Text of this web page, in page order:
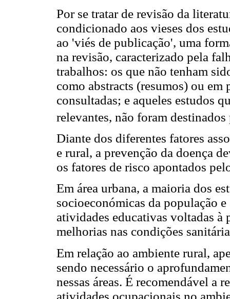
Por se tratar de revisão da
condicionado aos vieses dos
ao 'viés de publicação', uma
na revisão, caracterizado pela
trabalhos: os que não tenham
como abstracts (resumos) ou em
consultadas; e aqueles estudos
relevantes, não foram
Diante dos diferentes fatores
e rural, a prevenção da doença
os fatores de risco apontados
Em área urbana, a maioria dos
socioeconómicas da população
atividades educativas voltadas à
melhorias nas condições
Em relação ao ambiente rural,
sendo necessário o
nessas áreas. É recomendável a
atividades ocupacionais no